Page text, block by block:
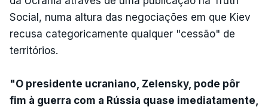
Social, numa altura das negociações em que Kiev
recusa categoricamente qualquer "cessão" de
territórios.
"O presidente ucraniano, Zelensky, pode pôr
fim à guerra com a Rússia quase imediatamente,